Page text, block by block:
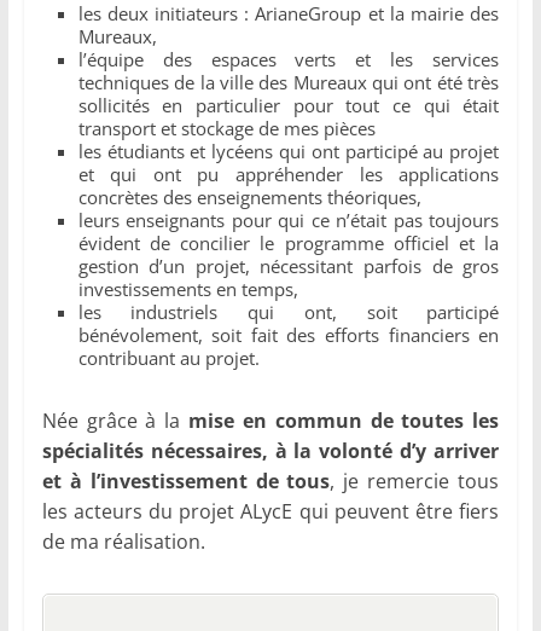
les deux initiateurs : ArianeGroup et la mairie des
Mureaux,
l’équipe des espaces verts et les services
techniques de la ville des Mureaux qui ont été très
sollicités en particulier pour tout ce qui était
transport et stockage de mes pièces
les étudiants et lycéens qui ont participé au projet
et qui ont pu appréhender les applications
concrètes des enseignements théoriques,
leurs enseignants pour qui ce n’était pas toujours
évident de concilier le programme officiel et la
gestion d’un projet, nécessitant parfois de gros
investissements en temps,
les industriels qui ont, soit participé
bénévolement, soit fait des efforts financiers en
contribuant au projet.
Née grâce à la mise en commun de toutes les
spécialités nécessaires, à la volonté d’y arriver
et à l’investissement de tous, je remercie tous
les acteurs du projet ALycE qui peuvent être fiers
de ma réalisation.